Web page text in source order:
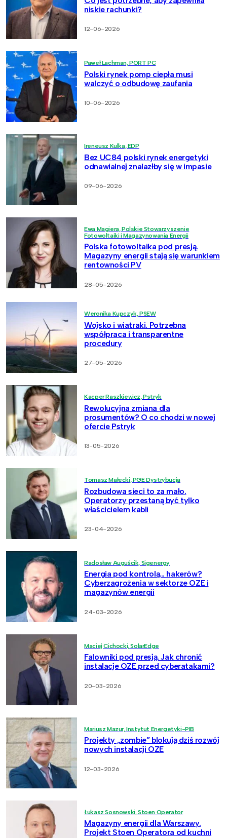
niskie rachunki?
12-06-2026
Paweł Lachman, PORT PC
Polski rynek pomp ciepła musi
walczyć o odbudowę zaufania
10-06-2026
Ireneusz Kulka, EDP
Bez UC84 polski rynek energetyki
odnawialnej znalazłby się w impasie
09-06-2026
Ewa Magiera, Polskie Stowarzyszenie
Fotowoltaiki i Magazynowania Energii
Polska fotowoltaika pod presją.
Magazyny energii stają się warunkiem
rentowności PV
28-05-2026
Weronika Kupczyk, PSEW
Wojsko i wiatraki. Potrzebna
współpraca i transparentne
procedury
27-05-2026
Kacper Raszkiewicz, Pstryk
Rewolucyjna zmiana dla
prosumentów? O co chodzi w nowej
ofercie Pstryk
13-05-2026
Tomasz Małecki, PGE Dystrybucja
Rozbudowa sieci to za mało.
Operatorzy przestaną być tylko
właścicielem kabli
23-04-2026
Radosław Auguścik, Sigenergy
Energia pod kontrolą… hakerów?
Cyberzagrożenia w sektorze OZE i
magazynów energii
24-03-2026
Maciej Cichocki, SolarEdge
Falowniki pod presją. Jak chronić
instalacje OZE przed cyberatakami?
20-03-2026
Mariusz Mazur, Instytut Energetyki-PIB
Projekty „zombie” blokują dziś rozwój
nowych instalacji OZE
12-03-2026
Łukasz Sosnowski, Stoen Operator
Magazyny energii dla Warszawy.
Projekt Stoen Operatora od kuchni